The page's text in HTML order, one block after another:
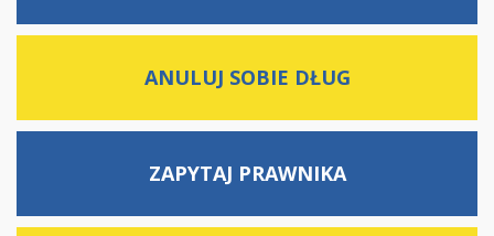
ANULUJ SOBIE DŁUG
ZAPYTAJ PRAWNIKA